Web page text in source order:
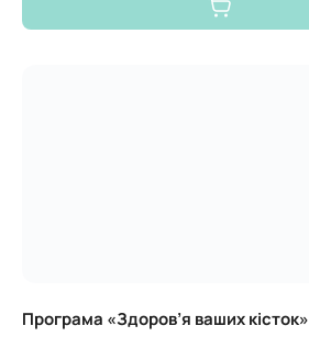
Програма «Здоров’я ваших кісток»